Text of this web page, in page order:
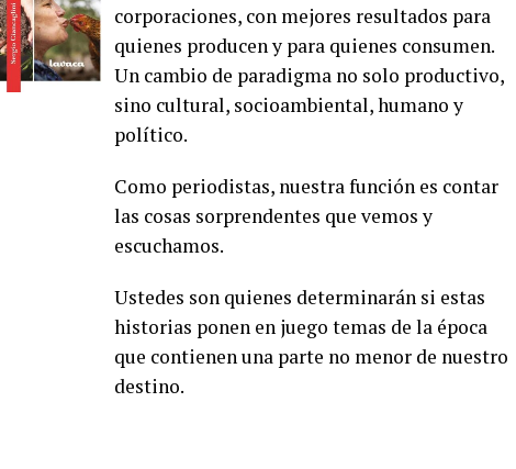
corporaciones, con mejores resultados para
quienes producen y para quienes consumen.
Un cambio de paradigma no solo productivo,
sino cultural, socioambiental, humano y
político.
Como periodistas, nuestra función es contar
las cosas sorprendentes que vemos y
escuchamos.
Ustedes son quienes determinarán si estas
historias ponen en juego temas de la época
que contienen una parte no menor de nuestro
destino.